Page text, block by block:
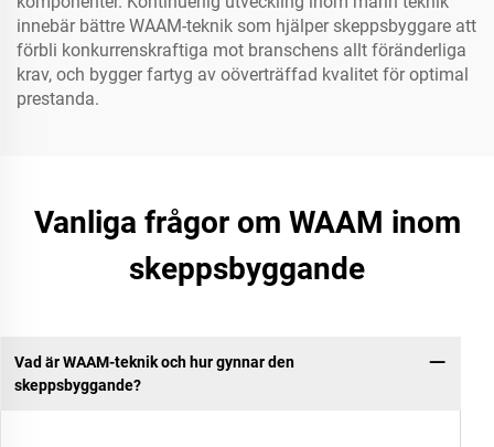
innebär bättre WAAM-teknik som hjälper skeppsbyggare att
förbli konkurrenskraftiga mot branschens allt föränderliga
krav, och bygger fartyg av oöverträffad kvalitet för optimal
prestanda.
Vanliga frågor om WAAM inom
skeppsbyggande
Vad är WAAM-teknik och hur gynnar den
skeppsbyggande?